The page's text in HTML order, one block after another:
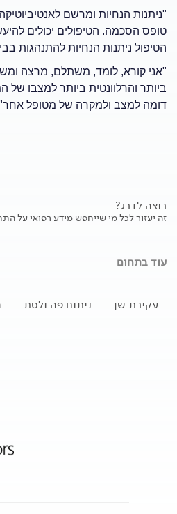
"ניתנות הנחיות ומרשם
טופס הסכמה. הטיפולים יכולים
הטיפול ניתנות הנחיות להתנהגות
"אני קורא, לומד, משתלם, מרצה
ביותר והרלוונטית ביותר למצבו
דומה למצב ולמקרה של מטופל
רוצה לדרג?
זה יעזור לכל מי שייחפש מידע רפואי על
עוד בתחום
עקירת שן ניתוח פה ולסת